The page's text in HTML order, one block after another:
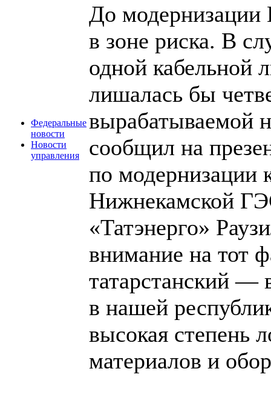
Федеральные
новости
Новости
управления
До модернизации
в зоне риска. В
одной кабельной
лишалась бы
вырабатываемой
сообщил на
по
Нижнекамской
«Татэнерго»
внимание на тот
татарстанский —
в нашей
высокая степень
материалов и